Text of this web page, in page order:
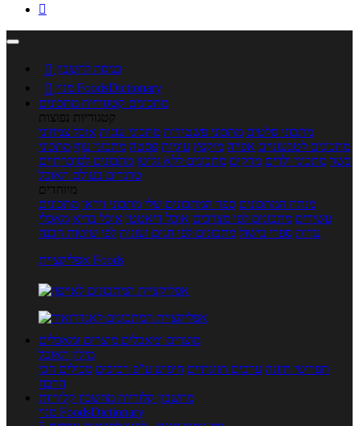

 כניסה לחשבון

מנוי FoodsDictionary
מתכונים קטגוריות מתכונים
קטגוריות נפוצות
מתכוני סלטים מתכוני פשטידות מתכוני עוגות אוכל צמחוני
מתכונים לטבעוניים אפייה מוקפץ עוגיות פסטה מתכוני עוף מתכוני
בשר מתכוני ילדים מרקים מתכונים ללא גלוטן מתכונים לסוכרתיים
טרנדים בעולם האוכל
מיוחדים
מנתח המתכונים ספר המתכונים שלי מתכוני וידאו מתכונים
עשירים מתכונים לפי מצרכים אוכל דיאטטי אוכל בריא מאכלי
עדות ספרי בישול מתכונים לפי חגים ועונות לפי שיטות הכנה
אפליקציית Foods
מוצרים ומאכלים מוצרים ומאכלים
מילון האוכל
תפריטי תזונה ערכים תזונתיים חיפוש ע"פ רכיבים מכילים הכי
הרבה
מחשבון קלוריות מחשבון קלוריות
מנוי FoodsDictionary